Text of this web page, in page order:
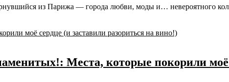
из Парижа — города любви, моды и… невероятного
Места, которые покорили моё